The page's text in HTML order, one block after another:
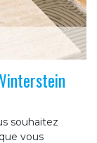
souhaitez
vous